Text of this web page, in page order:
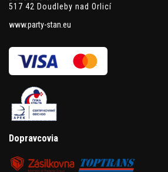
517 42 Doudleby nad Orlicí
www.party-stan.eu
Dopravcovia